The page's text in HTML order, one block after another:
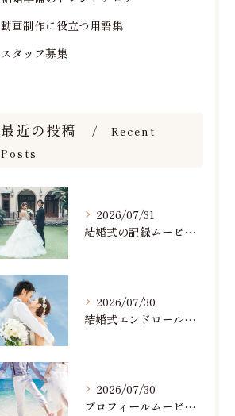
動画制作に役立つ用語集
スタッフ募集
最近の投稿
Recent
Posts
2026/07/31
結婚式の記録ムービーの映像撮影スタッフを募集中です
2026/07/30
結婚式エンドロールで人気のおすすめBGM楽曲ランキング！(7/29最新)
2026/07/30
プロフィールムービーで人気おすすめのBGM楽曲ランキング！(7/29最新)